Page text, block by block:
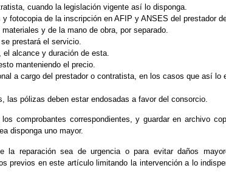
cuando la legislación vigente así lo disponga.
fotocopia de la inscripción en AFIP y ANSES del prestador
y de la mano de obra, por separado.
prestará el servicio.
alcance y duración de esta.
manteniendo el precio.
a cargo del prestador o contratista, en los casos que así lo
las pólizas deben estar endosadas a favor del consorcio.
comprobantes correspondientes, y guardar en archivo
disponga uno mayor.
la reparación sea de urgencia o para evitar daños
previos en este artículo limitando la intervención a lo